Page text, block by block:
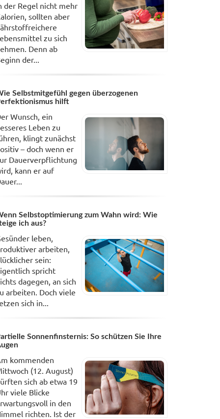
der Regel nicht mehr
sollten aber
zu sich
Denn ab
der...
Selbstmitgefühl gegen überzogenen
hilft
Wunsch, ein
Leben zu
klingt zunächst
– doch wenn er
Dauerverpflichtung
kann er auf
Selbstoptimierung zum Wahn wird: Wie
ich aus?
leben,
arbeiten,
sein:
spricht
dagegen, an sich
arbeiten. Doch viele
sich in...
Sonnenfinsternis: So schützen Sie Ihre
kommenden
(12. August)
sich ab etwa 19
viele Blicke
in den
richten. Ist der